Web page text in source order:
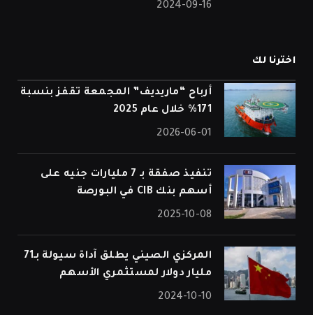
2024-09-16
اخترنا لك
أرباح “ماريديف” المجمعة تقفز بنسبة
171% خلال عام 2025
2026-06-01
تنفيذ صفقة بـ 7 مليارات جنيه على
أسهم بنك CIB في البورصة
2025-10-08
المركزي الصيني يطلق آداة سيولة بـ71
مليار دولار لمستثمري الأسهم
2024-10-10